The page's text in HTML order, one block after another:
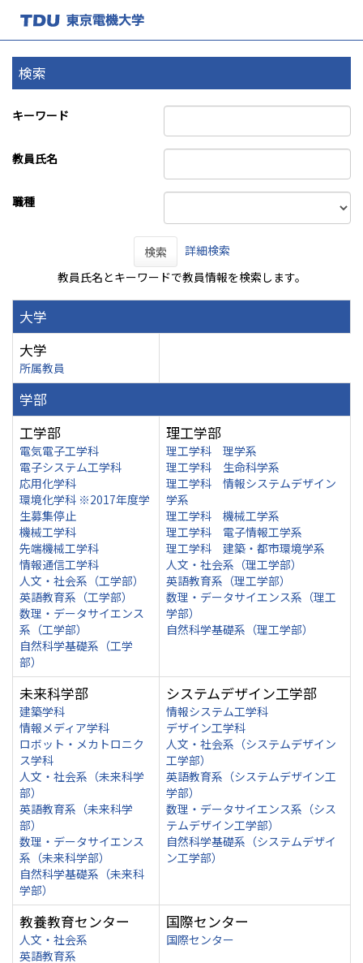
検索
キーワード
教員氏名
職種
検索
詳細検索
教員氏名とキーワードで教員情報を検索します。
大学
大学
所属教員
学部
工学部
電気電子工学科
電子システム工学科
応用化学科
環境化学科 ※2017年度学
生募集停止
機械工学科
先端機械工学科
情報通信工学科
人文・社会系（工学部）
英語教育系（工学部）
数理・データサイエンス
系（工学部）
自然科学基礎系（工学
部）
理工学部
理工学科 理学系
理工学科 生命科学系
理工学科 情報システムデザイン
学系
理工学科 機械工学系
理工学科 電子情報工学系
理工学科 建築・都市環境学系
人文・社会系（理工学部）
英語教育系（理工学部）
数理・データサイエンス系（理工
学部）
自然科学基礎系（理工学部）
未来科学部
建築学科
情報メディア学科
ロボット・メカトロニク
ス学科
人文・社会系（未来科学
部）
英語教育系（未来科学
部）
数理・データサイエンス
系（未来科学部）
自然科学基礎系（未来科
学部）
システムデザイン工学部
情報システム工学科
デザイン工学科
人文・社会系（システムデザイン
工学部）
英語教育系（システムデザイン工
学部）
数理・データサイエンス系（シス
テムデザイン工学部）
自然科学基礎系（システムデザイ
ン工学部）
教養教育センター
人文・社会系
英語教育系
国際センター
国際センター